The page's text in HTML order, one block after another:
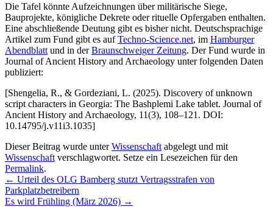
Die Tafel könnte Aufzeichnungen über militärische Siege,
Bauprojekte, königliche Dekrete oder rituelle Opfergaben enthalten.
Eine abschließende Deutung gibt es bisher nicht. Deutschsprachige
Artikel zum Fund gibt es aufTechno-Science.net, im Hamburger
Abendblatt und in derBraunschweiger Zeitung. Der Fund wurde in
Journal of Ancient History and Archaeology unter folgenden Daten
publiziert:
[Shengelia, R., & Gordeziani, L. (2025). Discovery of unknown
script characters in Georgia: The Bashplemi Lake tablet. Journal of
Ancient History and Archaeology, 11(3), 108–121. DOI:
10.14795/j.v11i3.1035]
Dieser Beitrag wurde unterWissenschaft abgelegt und mit
Wissenschaft verschlagwortet. Setze ein Lesezeichen für den
Permalink.
← Urteil des OLG Bamberg stutzt Vertragsstrafen von
Parkplatzbetreibern
Es wird Frühling (März 2026) →